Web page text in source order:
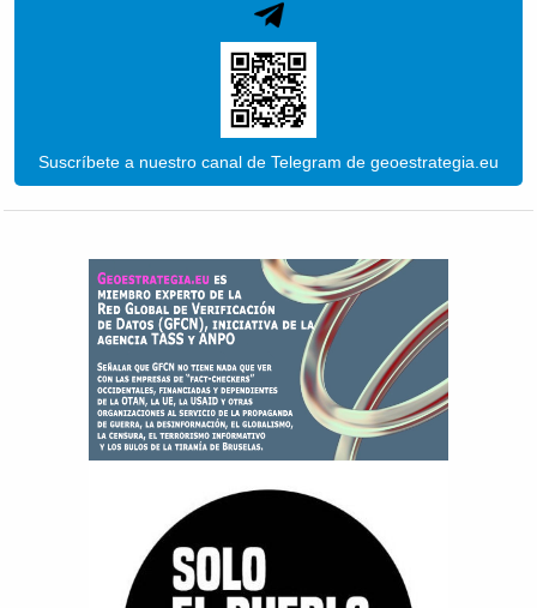
Suscríbete a nuestro canal de Telegram de geoestrategia.eu